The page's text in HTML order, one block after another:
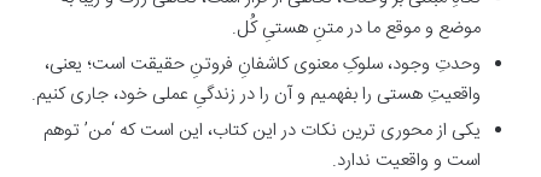
موضع و موقع ما در متنِ هستیِ کُل.
وحدتِ وجود، سلوکِ معنوی کاشفانِ فروتنِ حقیقت است؛ یعنی،
واقعیتِ هستی را بفهمیم و آن را در زندگیِ عملی خود، جاری کنیم.
یکی از محوری ترین نکات در این کتاب، این است که ‘من’ توهم
است و واقعیت ندارد.